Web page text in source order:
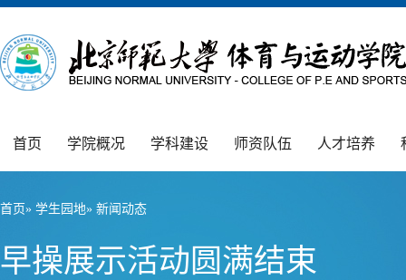
首页 学院概况 学科建设 师资队伍 人才培养
首页» 学生园地» 新闻动态
早操展示活动圆满结束